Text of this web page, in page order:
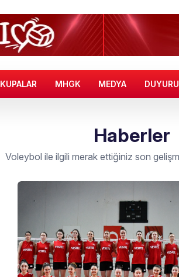
KUPALAR MHGK MEDYA
Haberler
Voleybol ile ilgili merak ettiğiniz son